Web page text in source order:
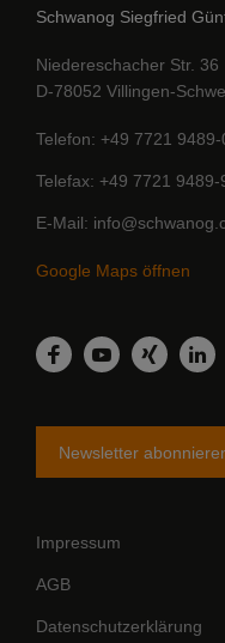
Schwanog Siegfried
Niedereschacher Str. 36
D-78052 Villingen-
Telefon +49 7721 9489-
Telefax +49 7721 9489-
E-Mail
Google Maps öffnen
Facebook
YouTubeXing
Newsletter
Impressum
AGB
Datenschutzerklärung